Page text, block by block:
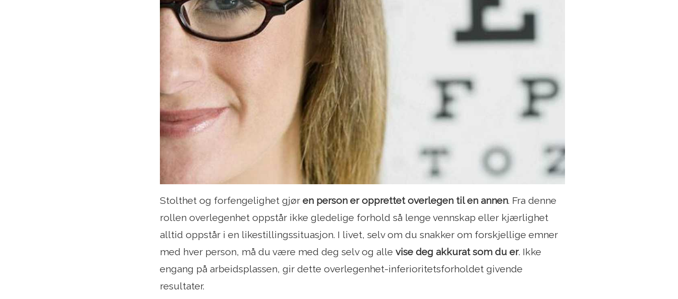
Stolthet og forfengelighet gjør en person er opprettet overlegen til en annen. Fra denne
rollen overlegenhet oppstår ikke gledelige forhold så lenge vennskap eller kjærlighet
alltid oppstår i en likestillingssituasjon. I livet, selv om du snakker om forskjellige emner
med hver person, må du være med deg selv og alle vise deg akkurat som du er. Ikke
engang på arbeidsplassen, gir dette overlegenhet-inferioritetsforholdet givende
resultater.